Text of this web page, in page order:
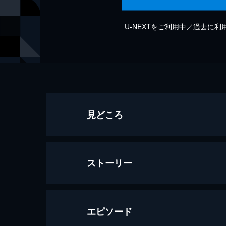
U-NEXTをご利用中／過去に利
見どころ
ストーリー
エピソード